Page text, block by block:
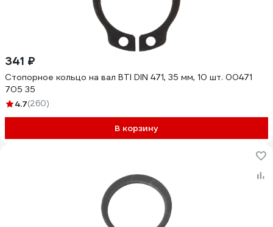
341 ₽
Стопорное кольцо на вал BTI DIN 471, 35 мм, 10 шт. 00471
705 35
4.7(260)
В корзину